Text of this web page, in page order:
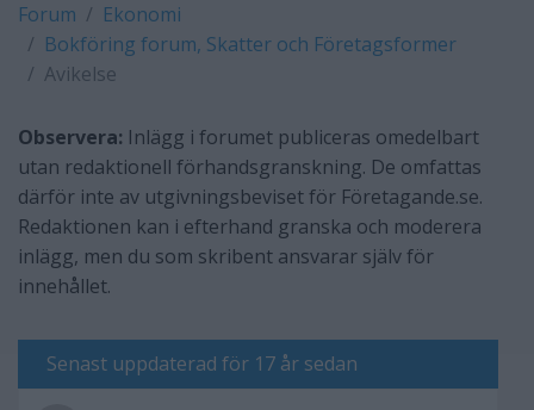
Forum
Ekonomi
Bokföring forum, Skatter och Företagsformer
Avikelse
Observera: Inlägg i forumet publiceras omedelbart
utan redaktionell förhandsgranskning. De omfattas
därför inte av utgivningsbeviset för Företagande.se.
Redaktionen kan i efterhand granska och moderera
inlägg, men du som skribent ansvarar själv för
innehållet.
Senast uppdaterad för 17 år sedan